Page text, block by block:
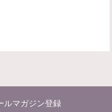
ルマガジン登録